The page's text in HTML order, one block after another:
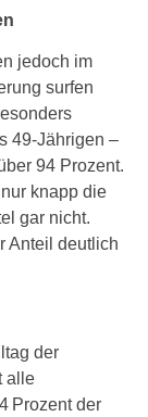
jedoch im
surfen
49-Jährigen –
94 Prozent.
knapp die
gar nicht.
Anteil deutlich
der
alle
Prozent der